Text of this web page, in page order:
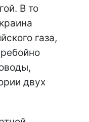
В то
газа,
двух